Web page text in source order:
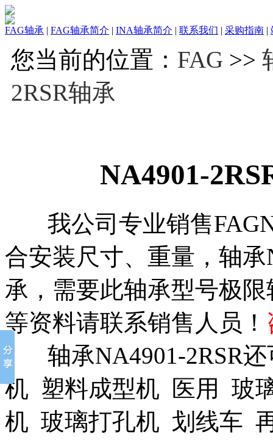
FAG轴承 | FAG轴承简介 | INA轴承简介 | 联系我们 | 采购指南 |
您当前的位置： FAG >>
2RSR轴承
NA4901-
我公司专业销售
合安装尺寸、重量，轴
承，需要此轴承型号极
等资料请联系销售人员！
轴承NA4901-2RSR还
机 塑料成型机 医用 玻
机 玻璃打孔机 划线车